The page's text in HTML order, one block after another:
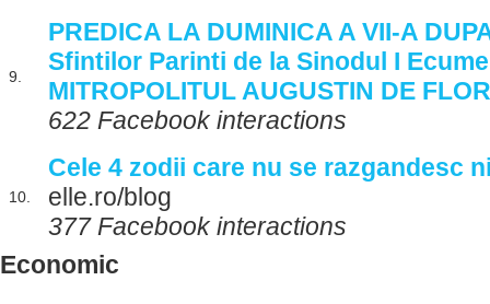
9.
PREDICA LA DUMINICA A VII-A
Sfintilor Parinti de la Sinodul I
MITROPOLITUL AUGUSTIN DE
622 Facebook interactions
10.
Cele 4 zodii care nu se razgandesc
elle.ro/blog
377 Facebook interactions
Economic